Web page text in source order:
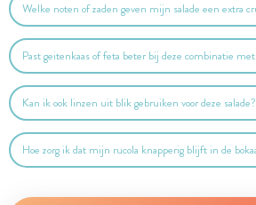
Welke noten of zaden geven mijn salade een extra
Past geitenkaas of feta beter bij deze combinatie
Kan ik ook linzen uit blik gebruiken voor deze salade?
Hoe zorg ik dat mijn rucola knapperig blijft in de